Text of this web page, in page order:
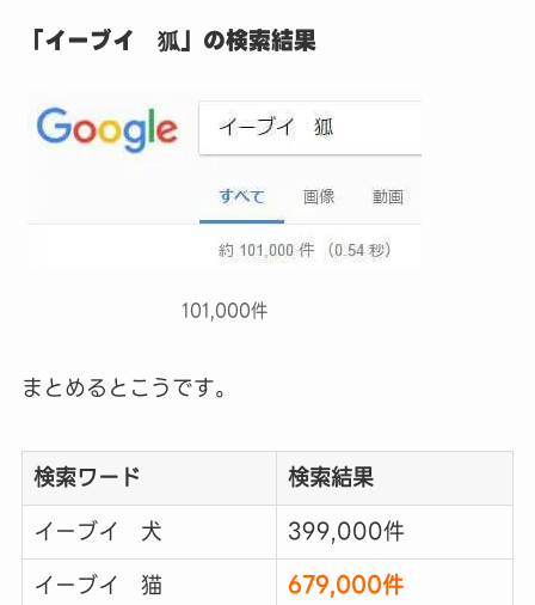
「イーブイ 狐」の検索結果
101,000件
まとめるとこうです。
検索ワード
検索結果
イーブイ 犬
399,000件
イーブイ 猫
679,000件